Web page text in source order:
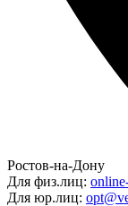
Ростов-на-Дону
Для физ.лиц:
Для юр.лиц: